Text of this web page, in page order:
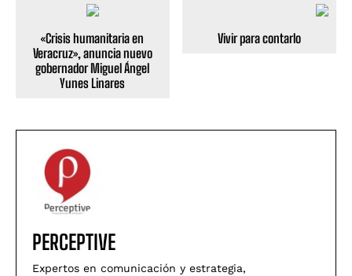
«Crisis humanitaria en
Veracruz», anuncia nuevo
gobernador Miguel Ángel
Yunes Linares
Vivir para contarlo
PERCEPTIVE
Expertos en comunicación y estrategia,